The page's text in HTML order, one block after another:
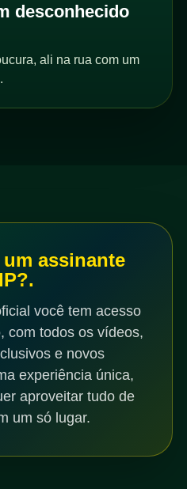
desconhecido
ali na rua com um
assinante
você tem acesso
com todos os vídeos,
e novos
experiência única,
aproveitar tudo de
um só lugar.